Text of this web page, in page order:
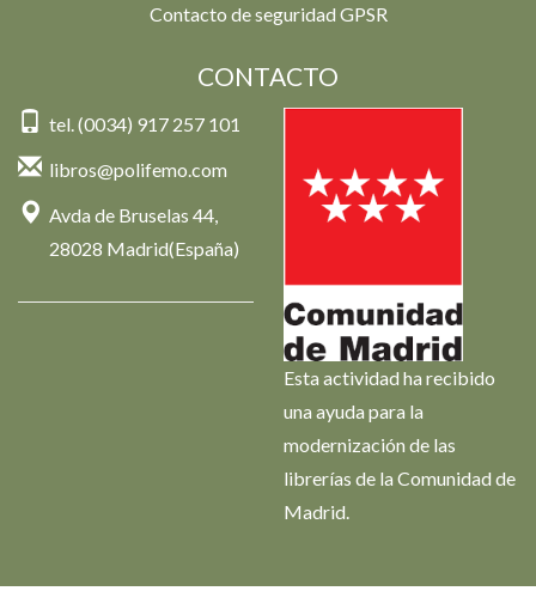
Contacto de seguridad GPSR
CONTACTO
tel. (0034) 917 257 101
libros@polifemo.com
Avda de Bruselas 44,
28028 Madrid(España)
Esta actividad ha recibido
una ayuda para la
modernización de las
librerías de la Comunidad de
Madrid.